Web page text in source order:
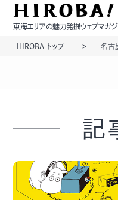
東海エリアの魅力発掘ウェブマガ
モノ
HIROBA トップ 名古
記